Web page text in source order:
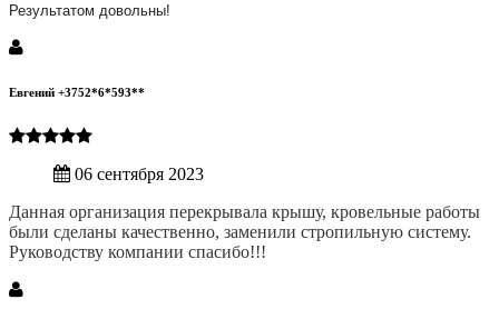
Результатом довольны!
Евгений +3752*6*593**
06 сентября 2023
Данная организация перекрывала крышу, кровельные работы
были сделаны качественно, заменили стропильную систему.
Руководству компании спасибо!!!